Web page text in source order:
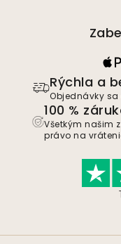
Rýchla a
Objednávky
100 %
Všetkým našim
právo na